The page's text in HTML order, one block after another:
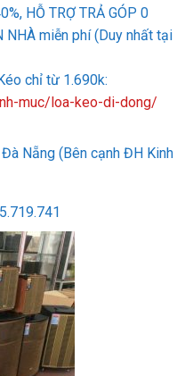
HỖ TRỢ TRẢ GÓP 0
NHÀ miễn phí (Duy nhất tại
chỉ từ 1.690k:
muc/loa-keo-di-dong/
Nẵng (Bên cạnh ĐH Kinh